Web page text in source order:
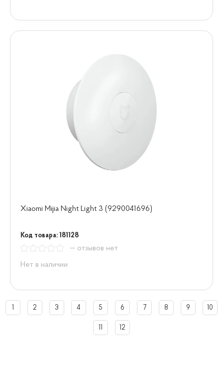
Xiaomi Mijia Night Light 3 (9290041696)
Код товара: 181128
— отзывов нет
Нет в наличии
1 2 3 4 5 6 7 8 9 10
11 12